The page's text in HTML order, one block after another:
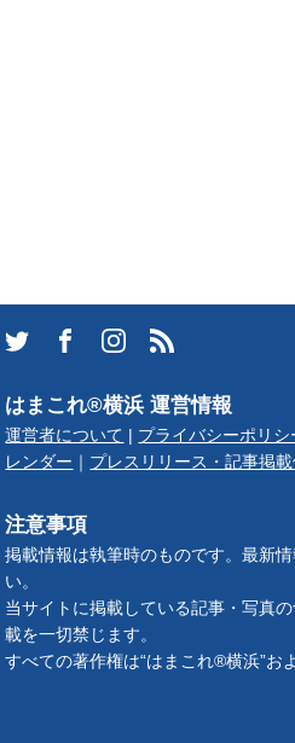
はまこれ®横浜 運営情報
運営者について プライバシーポリシ
レンダー
プレスリリース・記事掲
注意事項
掲載情報は執筆時のものです。最新
い。
当サイトに掲載している記事・写真
載を一切禁じます。
すべての著作権は“はまこれ®横浜”お